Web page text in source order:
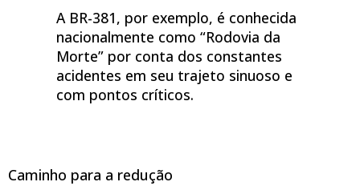
A BR-381, por exemplo, é conhecida
nacionalmente como “Rodovia da
Morte” por conta dos constantes
acidentes em seu trajeto sinuoso e
com pontos críticos.
Caminho para a redução